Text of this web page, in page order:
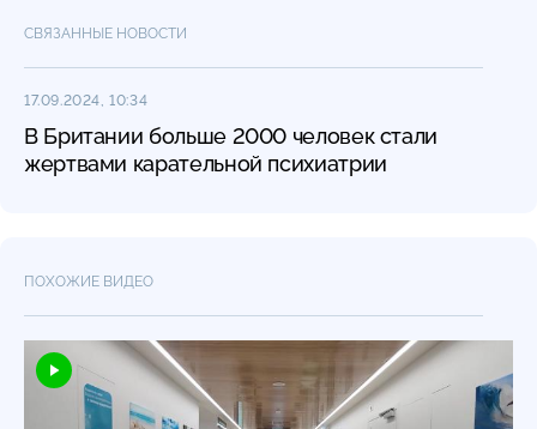
СВЯЗАННЫЕ НОВОСТИ
17.09.2024, 10:34
В Британии больше 2000 человек стали
жертвами карательной психиатрии
ПОХОЖИЕ ВИДЕО